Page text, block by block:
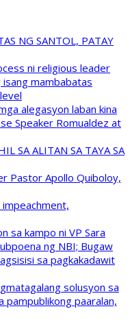
NG SANTOL, PATAY
ni religious leader
mambabatas
alegasyon laban kina
Speaker Romualdez at
SA ALITAN SA TAYA SA
Pastor Apollo Quiboloy,
sa kampo ni VP Sara
ng NBI; Bugaw
sa pagkakadawit
solusyon sa
pampublikong paaralan,